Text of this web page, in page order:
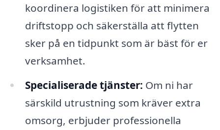
koordinera logistiken för att minimera
driftstopp och säkerställa att flytten
sker på en tidpunkt som är bäst för er
verksamhet.
Specialiserade tjänster: Om ni har
särskild utrustning som kräver extra
omsorg, erbjuder professionella